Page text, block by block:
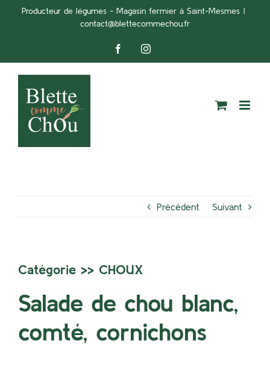
PasserProducteur de légumes - Magasin fermier à Saint-Mesmes |
contact@blettecommechou.fr
FacebookInstagram
Précédent Suivant
Catégorie >> CHOUX
Salade de chou blanc,
comté, cornichons